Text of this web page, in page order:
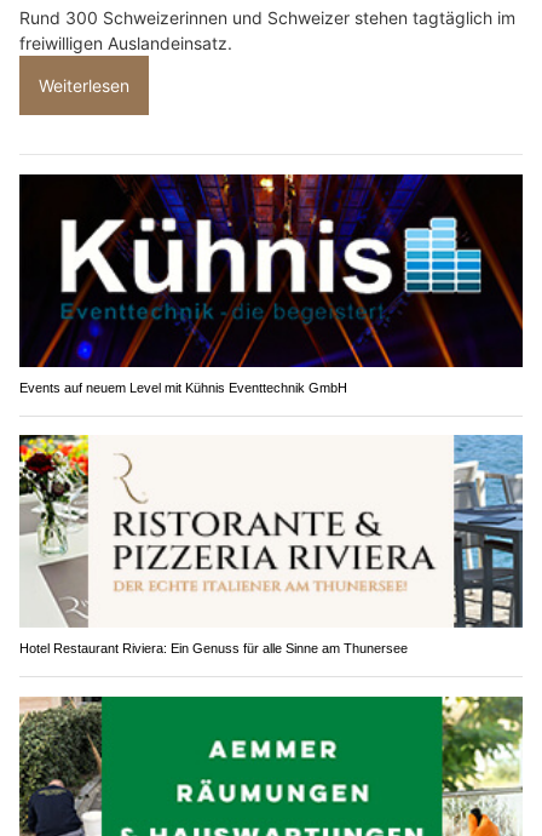
Rund 300 Schweizerinnen und Schweizer stehen tagtäglich im
freiwilligen Auslandeinsatz.
Weiterlesen
Events auf neuem Level mit Kühnis Eventtechnik GmbH
Hotel Restaurant Riviera: Ein Genuss für alle Sinne am Thunersee